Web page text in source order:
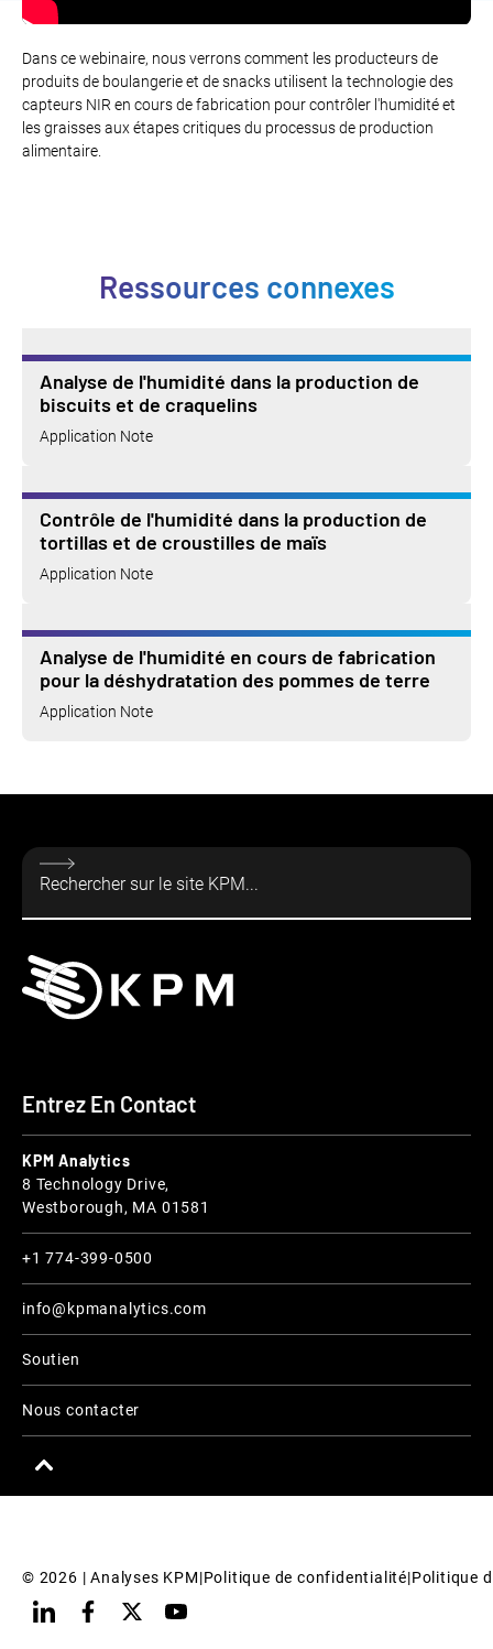
Dans ce webinaire, nous verrons comment les producteurs de
produits de boulangerie et de snacks utilisent la technologie des
capteurs NIR en cours de fabrication pour contrôler l'humidité et
les graisses aux étapes critiques du processus de production
alimentaire.
Ressources connexes
Analyse de l'humidité dans la production de
biscuits et de craquelins
Application Note
Contrôle de l'humidité dans la production de
tortillas et de croustilles de maïs
Application Note
Analyse de l'humidité en cours de fabrication
pour la déshydratation des pommes de terre
Application Note
Entrez En Contact
KPM Analytics
8 Technology Drive,
Westborough, MA 01581
+1 774-399-0500
info@kpmanalytics.com
Soutien
Nous contacter
© 2026 | Analyses KPM|Politique de confidentialité|Politique